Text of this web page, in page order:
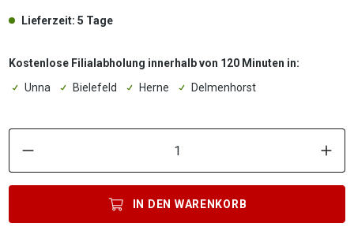
Lieferzeit: 5 Tage
Kostenlose Filialabholung innerhalb von 120 Minuten in:
Unna
Bielefeld Herne Delmenhorst
IN DEN WARENKORB